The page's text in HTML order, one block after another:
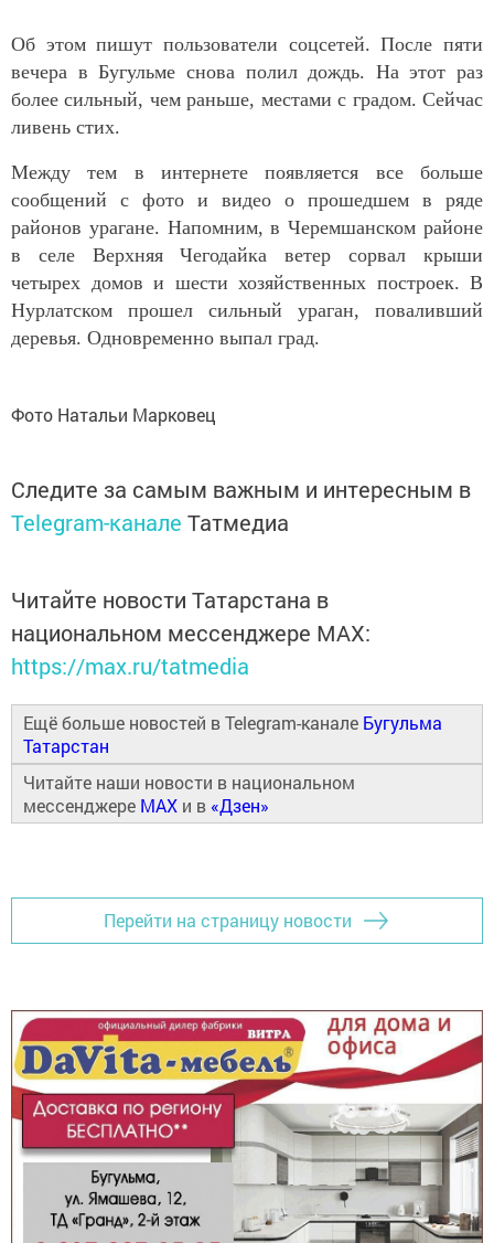
Об этом пишут пользователи соцсетей. После пяти
вечера в Бугульме снова полил дождь. На этот раз
более сильный, чем раньше, местами с градом. Сейчас
ливень стих.
Между тем в интернете появляется все больше
сообщений с фото и видео о прошедшем в ряде
районов урагане. Напомним, в Черемшанском районе
в селе Верхняя Чегодайка ветер сорвал крыши
четырех домов и шести хозяйственных построек. В
Нурлатском прошел сильный ураган, поваливший
деревья. Одновременно выпал град.
Фото Натальи Марковец
Следите за самым важным и интересным в
Telegram-канале Татмедиа
Читайте новости Татарстана в
национальном мессенджере MАХ:
https://max.ru/tatmedia
Ещё больше новостей в Telegram-канале Бугульма
Татарстан
Читайте наши новости в национальном
мессенджере MAX и в «Дзен»
Перейти на страницу новости